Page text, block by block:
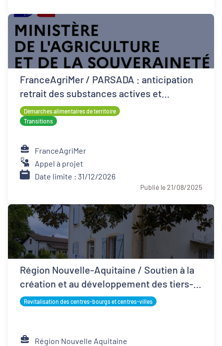
FranceAgriMer / PARSADA : anticipation
retrait des substances actives et
techniques alternatives pour les cultures
Démarches alimentaires de territoire
Transitions
FranceAgriMer
Appel à projet
Date limite : 31/12/2026
Publié le 21/08/2025
Région Nouvelle-Aquitaine / Soutien à la
création et au développement des tiers-
lieux
Revitalisation des centres-bourgs et centres-villes
Région Nouvelle Aquitaine